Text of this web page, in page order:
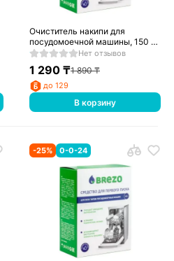
Очиститель накипи для
посудомоечной машины, 150 г.,
1 шт., BREZO, арт. 87834
Нет отзывов
1 290 ₸1 890₸
до 129
В корзину
-25% 0-0-24